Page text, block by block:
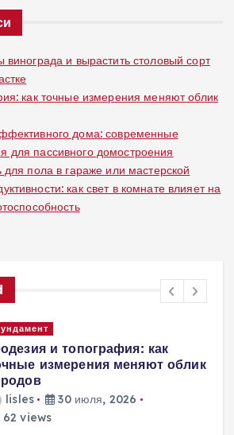
винограда и вырастить столовый сорт
как точные измерения меняют облик
дома: современные
для пассивного домостроения
для пола в гараже или мастерской
как свет в комнате влияет на
дома:
инженерные
для пассивного